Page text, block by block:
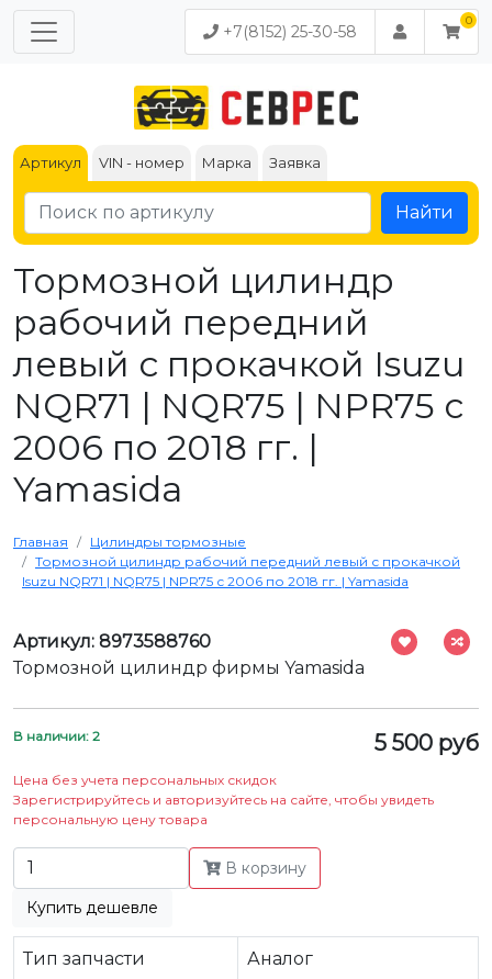
+7(8152) 25-30-58
Артикул VIN - номер Марка Заявка
Найти
Тормозной цилиндр
рабочий передний
левый с прокачкой Isuzu
NQR71 | NQR75 | NPR75 с
2006 по 2018 гг. |
Yamasida
Главная
Цилиндры тормозные
Тормозной цилиндр рабочий передний левый с прокачкой
Isuzu NQR71 | NQR75 | NPR75 с 2006 по 2018 гг. | Yamasida
Артикул: 8973588760
Тормозной цилиндр фирмы Yamasida
В наличии: 2 5 500 руб
Цена без учета персональных скидок
Зарегистрируйтесь и авторизуйтесь на сайте, чтобы увидеть
персональную цену товара
В корзину
Купить дешевле
Тип запчасти Аналог